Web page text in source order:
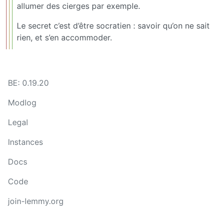
allumer des cierges par exemple.
Le secret c’est d’être socratien : savoir qu’on ne sait
rien, et s’en accommoder.
BE: 0.19.20
Modlog
Legal
Instances
Docs
Code
join-lemmy.org